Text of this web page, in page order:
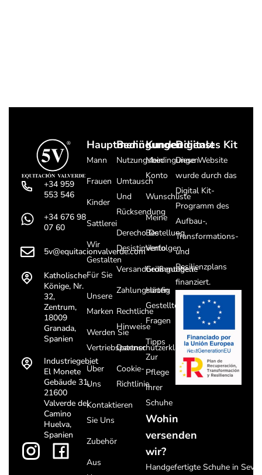
+34 959
553 546
+34 676 98
07 60
5v@equitacionvalverde.com
Katholische
Könige, Nr.
32,
Zentrum,
18009
Granada,
Spanien
Industriegebiet
El Monete
Gebäude 31,
21600
Valverde del
Camino
Huelva,
Spanien
Hauptmenü
Mann
Frauen
Kinder
Sattlerei
Wir
Gestalten
Für Sie
Unsere
Marken
Werden Sie
Vertriebspartner
Über
Uns
Kontaktieren
Sie Uns
Zubehör
Aus
Bedingungen
Nutzungsbedingungen
Umtausch
Und
Rücksendung
Derecho De
Desistimiento
Versandbedingungen
Zahlungsarten
Rechtliche
Hinweise
Datenschutzerklärung
Cookie-
Richtlinie
Kundendienst
Mein
Konto
Wunschliste
Meine
Bestellung
Verfolgen
Größentabelle
Häufig
Gestellte
Fragen
Tipps
Zur
Pflege
Ihrer
Schuhe
Wohin
versenden
wir?
Handgefertigte Schuhe in
Digitales Kit
Diese Website
wurde durch das
Digital Kit-
Programm des
Aufbau-,
Transformations-
und
Resilienzplans
finanziert.